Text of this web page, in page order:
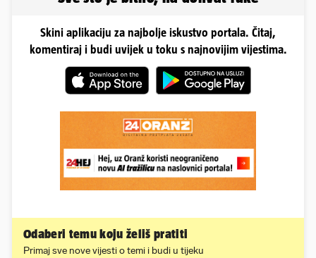
Skini aplikaciju za najbolje iskustvo portala. Čitaj,
komentiraj i budi uvijek u toku s najnovijim vijestima.
Odaberi temu koju želiš pratiti
Primaj sve nove vijesti o temi i budi u tijeku